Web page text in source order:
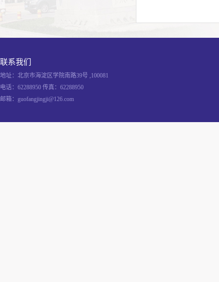
联系我们
地址：北京市海淀区学院南路39号 ,100081
电话：62288950 传真：62288950
邮箱：guofangjingji@126.com